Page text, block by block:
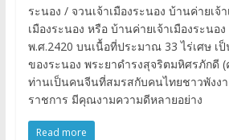
ระนอง / จวนเจ้าเมืองระนอง บ้านค่ายเจ้
เมืองระนอง หรือ บ้านค่ายเจ้าเมืองระนอ
พ.ศ.2420 บนเนื้อที่ประมาณ 33 ไร่เศษ เ
ของระนอง พระยาดำรงสุจริตมหิศรภักดี
ท่านเป็นคนจีนที่สมรสกับคนไทยชาวพังง
ราชการ มีคุณงามความดีหลายอย่าง
Read more